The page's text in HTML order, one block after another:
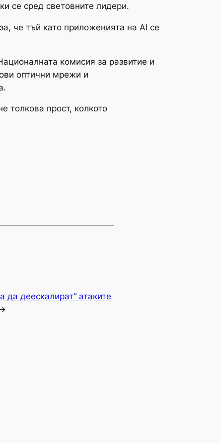
се сред световните лидери.
че тъй като приложенията на AI се
комисия за развитие и
оптични мрежи и
толкова прост, колкото
деескалират“ атаките